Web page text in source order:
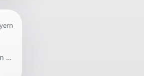
Ich suche einen Motor für meinen VW T5, Typ BNZ mit 131 PS. Alternativ benötige ich jemanden, der den bestehenden Motor instandsetzen kann.